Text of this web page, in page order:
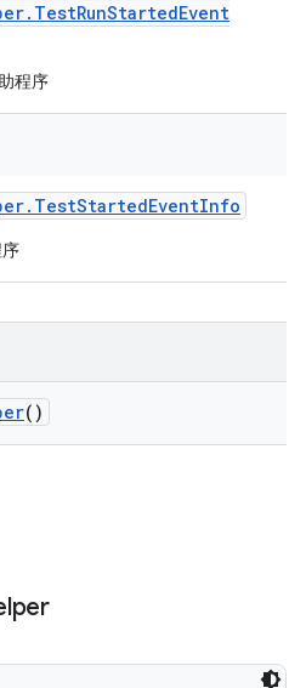
. TestRunStartedEvent
程序
. TestStartedEventInfo
()